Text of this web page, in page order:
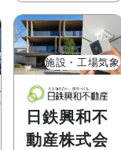
施設・工場気象
日鉄興和不
動産株式会